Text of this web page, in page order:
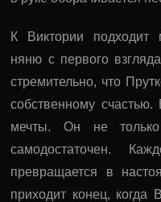
К Виктории подходит
няню с первого
стремительно, что
собственному счастью.
мечты. Он не
самодостаточен.
превращается в
приходит конец, когда